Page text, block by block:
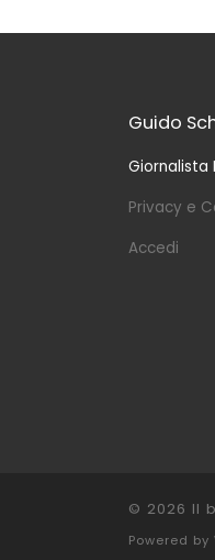
Guido
Giornalista
Privacy e
Accedi
© 2026 Il
Powered by